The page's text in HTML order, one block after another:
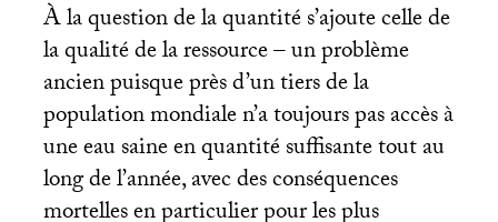
À la question de la quantité s’ajoute celle de
la qualité de la ressource – un problème
ancien puisque près d’un tiers de la
population mondiale n’a toujours pas accès à
une eau saine en quantité suffisante tout au
long de l’année, avec des conséquences